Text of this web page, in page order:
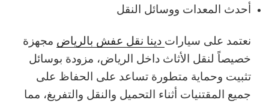
أحدث المعدات ووسائل النقل
نعتمد على سيارات دينا نقل عفش بالرياض مجهزة
خصيصاً لنقل الأثاث داخل الرياض، مزودة بوسائل
تثبيت وحماية متطورة تساعد على الحفاظ على
جميع المقتنيات أثناء التحميل والنقل والتفريغ، مما